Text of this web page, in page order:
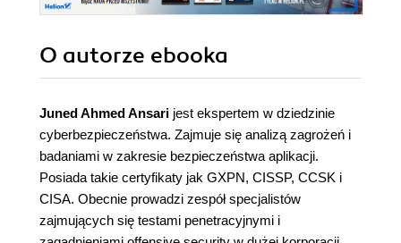
O autorze ebooka
Juned Ahmed Ansari jest ekspertem w dziedzinie
cyberbezpieczeństwa. Zajmuje się analizą zagrożeń i
badaniami w zakresie bezpieczeństwa aplikacji.
Posiada takie certyfikaty jak GXPN, CISSP, CCSK i
CISA. Obecnie prowadzi zespół specjalistów
zajmujących się testami penetracyjnymi i